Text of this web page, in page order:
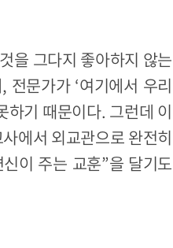
을 그다지 좋아하지 않는
문가가 ‘여기에서 우리
하기 때문이다. 그런데 이
에서 외교관으로 완전히
이 주는 교훈”을 달기도